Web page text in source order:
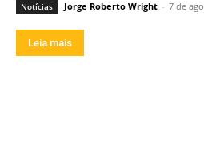
Notícias Jorge Roberto Wright - 7 de
Leia mais